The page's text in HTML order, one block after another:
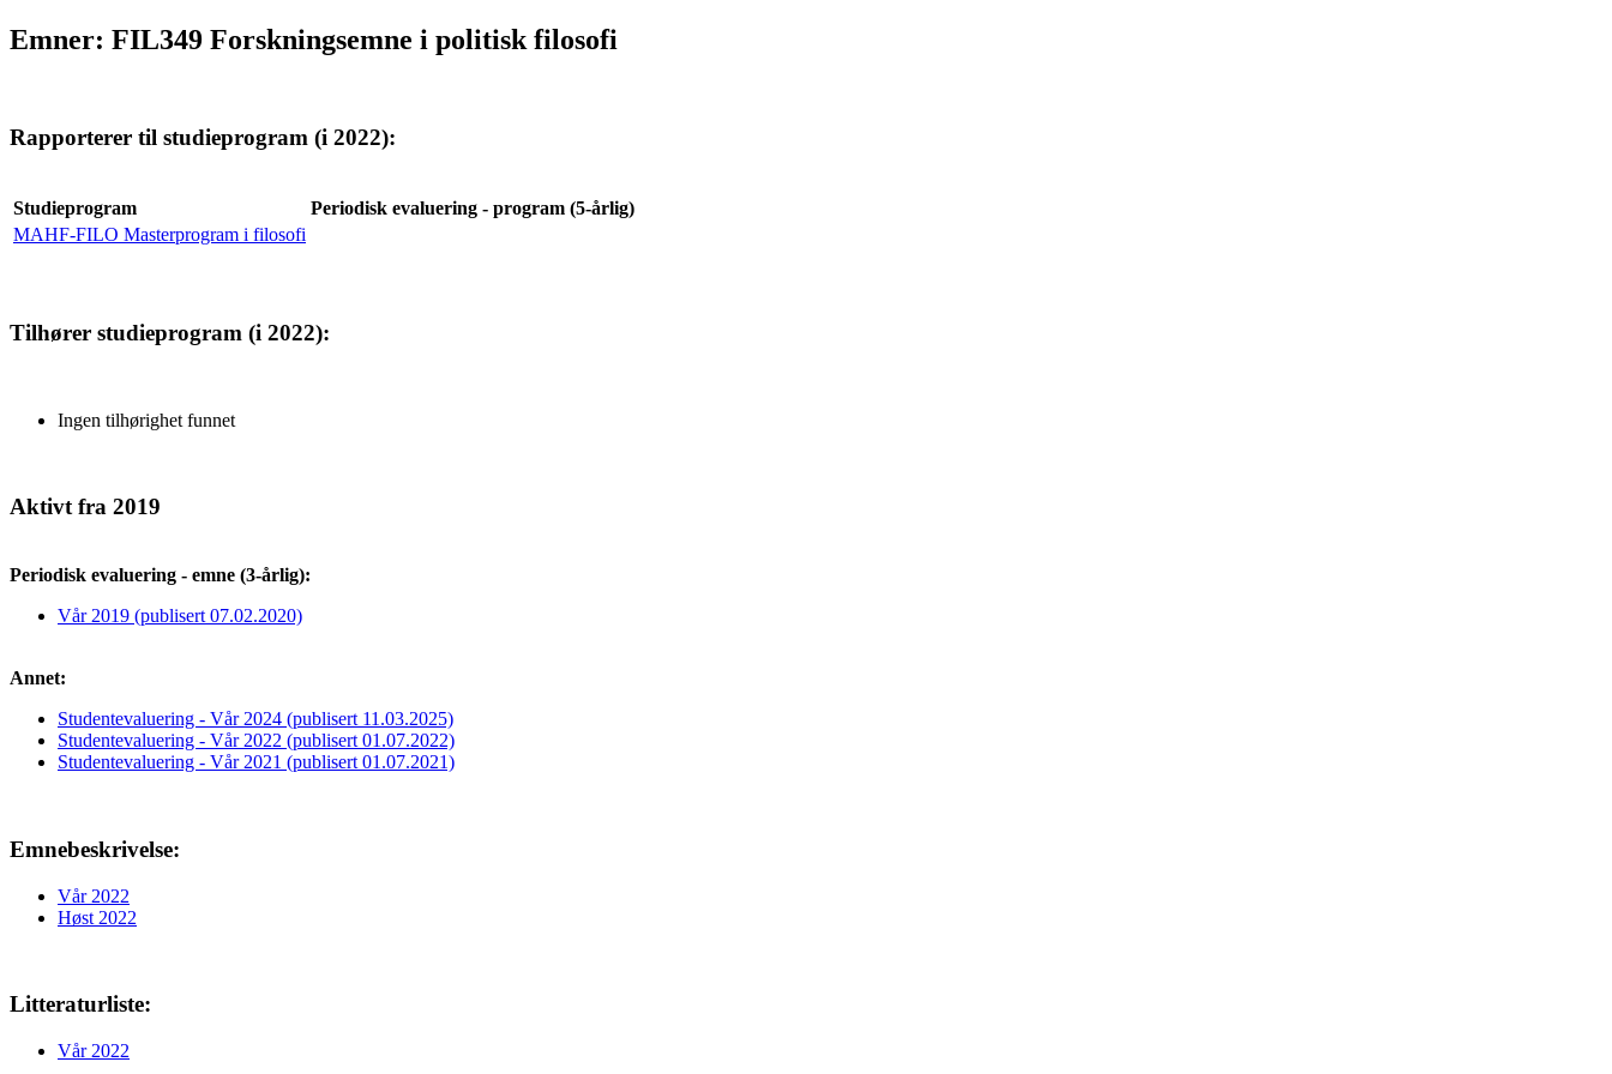
Emner: FIL349 Forskningsemne i politisk filosofi
Rapporterer til studieprogram (i 2022):
Studieprogram
Periodisk evaluering - program (5-årlig)
MAHF-FILO Masterprogram i filosofi
Tilhører studieprogram (i 2022):
Ingen tilhørighet funnet
Aktivt fra 2019
Periodisk evaluering - emne (3-årlig):
Vår 2019 (publisert 07.02.2020)
Annet:
Studentevaluering - Vår 2024 (publisert 11.03.2025)
Studentevaluering - Vår 2022 (publisert 01.07.2022)
Studentevaluering - Vår 2021 (publisert 01.07.2021)
Emnebeskrivelse:
Vår 2022
Høst 2022
Litteraturliste:
Vår 2022